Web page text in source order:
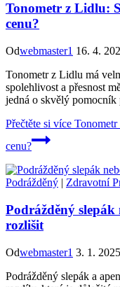
Tonometr z Lidlu:
cenu?
Odwebmaster1 16. 4.
Tonometr z Lidlu má
spolehlivost a přesnost
jedná o skvělý
Přečtěte si více
cenu?
Podrážděný | Zdravotní
Podrážděný slepák
rozlišit
Odwebmaster1 3. 1. 2025
Podrážděný slepák a